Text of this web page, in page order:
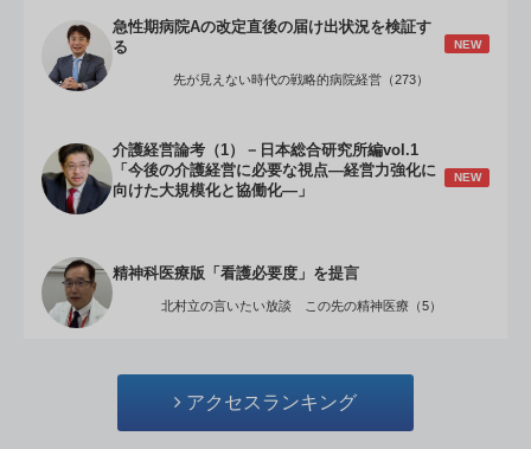
急性期病院Aの改定直後の届け出状況を検証す
る
NEW
先が見えない時代の戦略的病院経営（273）
介護経営論考（1）－日本総合研究所編vol.1
「今後の介護経営に必要な視点―経営力強化に
向けた大規模化と協働化―」
NEW
精神科医療版「看護必要度」を提言
北村立の言いたい放談 この先の精神医療（5）
アクセスランキング